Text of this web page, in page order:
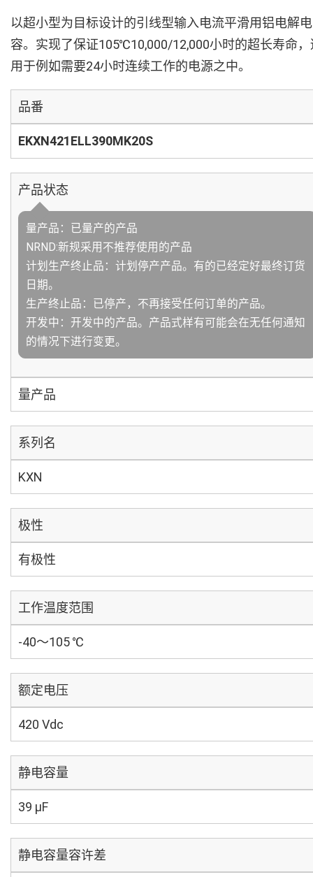
以超小型为目标设计的引线型输入电流平滑用铝电解电
容。实现了保证105℃10,000/12,000小时的超长寿命，
用于例如需要24小时连续工作的电源之中。
品番
EKXN421ELL390MK20S
产品状态
量产品：已量产的产品
NRND:新规采用不推荐使用的产品
计划生产终止品：计划停产产品。有的已经定好最终订货
日期。
生产终止品：已停产，不再接受任何订单的产品。
开发中：开发中的产品。产品式样有可能会在无任何通知
的情况下进行变更。
量产品
系列名
KXN
极性
有极性
工作温度范围
-40～105 ℃
额定电压
420 Vdc
静电容量
39 µF
静电容量容许差